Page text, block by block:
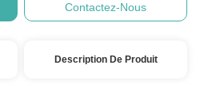
Contactez-Nous
Description De Produit